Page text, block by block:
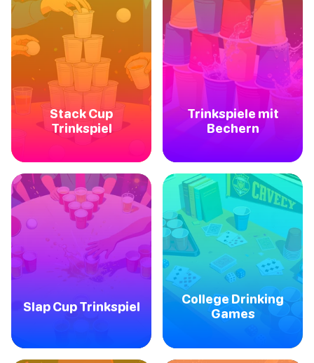
Stack Cup
Trinkspiel
Trinkspiele mit
Bechern
Slap Cup Trinkspiel
College Drinking
Games